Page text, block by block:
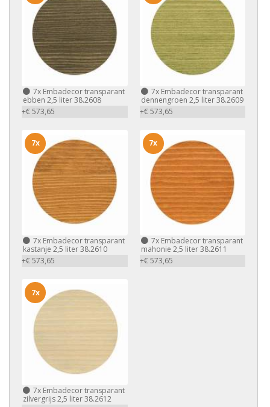
7x Embadecor transparant
ebben 2,5 liter 38.2608
+€ 573,65
7xEmbadecor transparant
dennengroen 2,5 liter 38.2609
+€ 573,65
7x Embadecor transparant
kastanje 2,5 liter 38.2610
+€ 573,65
7x
7xEmbadecor transparant
mahonie 2,5 liter 38.2611
+€ 573,65
7x
7x Embadecor transparant
zilvergrijs 2,5 liter 38.2612
7x